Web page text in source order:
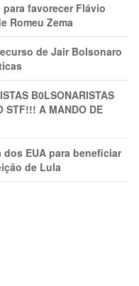
favorecer Flávio
Romeu Zema
de Jair Bolsonaro
B0LSONARlSTAS
STF!!! A MANDO DE
EUA para beneficiar
de Lula